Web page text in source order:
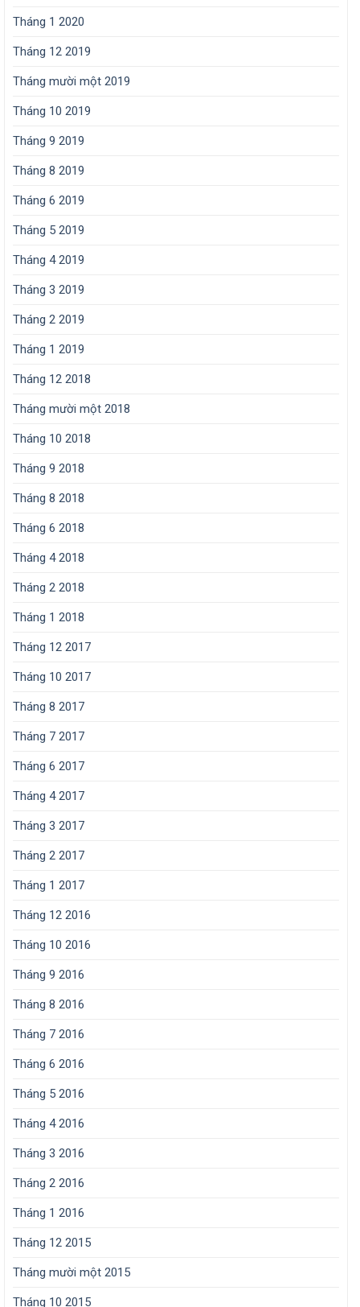
Tháng 1 2020
Tháng 12 2019
Tháng mười một 2019
Tháng 10 2019
Tháng 9 2019
Tháng 8 2019
Tháng 6 2019
Tháng 5 2019
Tháng 4 2019
Tháng 3 2019
Tháng 2 2019
Tháng 1 2019
Tháng 12 2018
Tháng mười một 2018
Tháng 10 2018
Tháng 9 2018
Tháng 8 2018
Tháng 6 2018
Tháng 4 2018
Tháng 2 2018
Tháng 1 2018
Tháng 12 2017
Tháng 10 2017
Tháng 8 2017
Tháng 7 2017
Tháng 6 2017
Tháng 4 2017
Tháng 3 2017
Tháng 2 2017
Tháng 1 2017
Tháng 12 2016
Tháng 10 2016
Tháng 9 2016
Tháng 8 2016
Tháng 7 2016
Tháng 6 2016
Tháng 5 2016
Tháng 4 2016
Tháng 3 2016
Tháng 2 2016
Tháng 1 2016
Tháng 12 2015
Tháng mười một 2015
Tháng 10 2015